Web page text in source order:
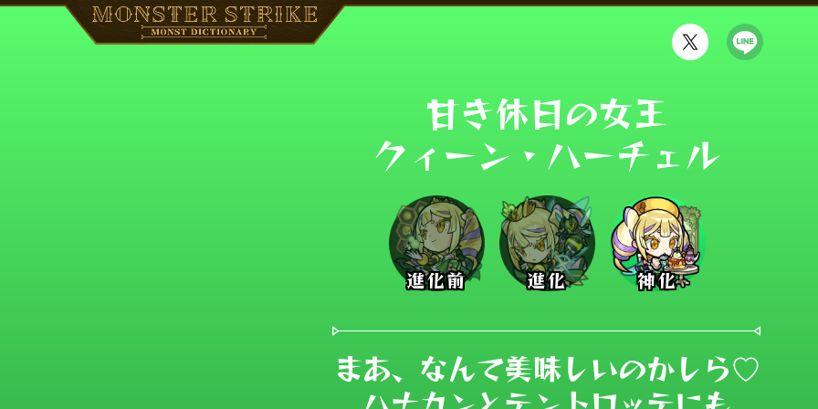
甘き休日の女王
クィーン・ハーチェル
進化前 進化 神化
まあ、なんて美味しいのかしら♡